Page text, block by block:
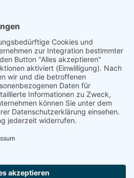
bei uns zu fairen Konditionen.
verkaufen
in nur 5 Minuten
Verkauf erfahren